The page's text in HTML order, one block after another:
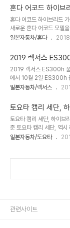
요타 아발론 출시는 3.5L..
점을 감안하면 이를 확인
2019 닛산 리프 2세대 모
서 확인해 보시죠. 국내 전
능에 따라 차등 지급합니
금 공식은 아래와 같은 방
닛산 리프 ..
혼다 어코드 하이브
혼다 어코드 하이브리드
새로운 혼다 어코드 모델
모델을 운영하고 있죠. 혼
하이브리드 400대 혼다
내며 혼다 하이브리드 모
약9세대 모델부터 하이
kgm 토크를 통해서 주행
높이며 첫 구매 비용외 디
혜택, 세금 정보..
일본자동차/혼다
2019 렉서스
2019 렉서스 ES300h 풀
에서 10월 2일 ES300h
스 ES300h 풀체인지 가
2019년 형부터 하이브리
ES 풀체인지 가솔린 모델
밝혔죠. 1. 해외 판매 가
템5. 단점 1. 해외 판매 가
본과 미국 시장에 출시한
일본자동차/렉서스
토요타 캠리 세단,
토요타 캠리 세단, 하이브
준 토요타 캠리 세단, 역시
집니다. 그래서 토요타 캠
리 내용부터 확인해 보죠.
배터리 수명과 교체 비..
일본자동차/도요타
관련사이트